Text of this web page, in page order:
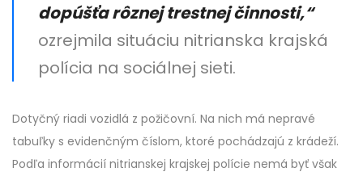
dopúšťa rôznej trestnej činnosti,“
ozrejmila situáciu nitrianska krajská
polícia na sociálnej sieti.
Dotyčný riadi vozidlá z požičovní. Na nich má nepravé
tabuľky s evidenčným číslom, ktoré pochádzajú z krádeží.
Podľa informácií nitrianskej krajskej polície nemá byť však